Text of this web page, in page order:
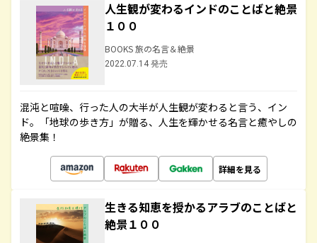
人生観が変わるインドのことばと絶景
１００
BOOKS 旅の名言＆絶景
2022.07.14 発売
混沌と喧噪、行った人の大半が人生観が変わると言う、イン
ド。「地球の歩き方」が贈る、人生を輝かせる名言と癒やしの
絶景集！
詳細を見る
生きる知恵を授かるアラブのことばと
絶景１００